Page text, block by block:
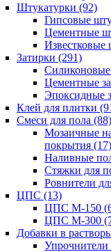
Штукатурки (92)
Гипсовые
Цементные
Известковые
Затирки (291)
Силиконовые
Цементные
Эпоксидные
Клей для плитки
Смеси для пола (88)
Мозаичные
покрытия (17)
Наливные
Стяжки для
Ровнители
ЦПС (13)
ЦПС М-150
ЦПС М-300
Добавки в
Упрочнители